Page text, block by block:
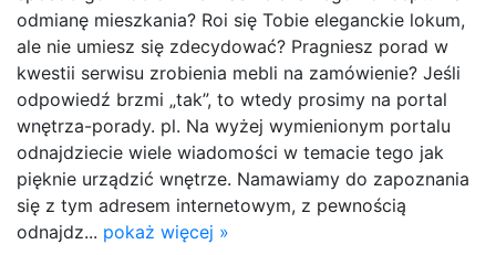
odmianę mieszkania? Roi się Tobie eleganckie lokum,
ale nie umiesz się zdecydować? Pragniesz porad w
kwestii serwisu zrobienia mebli na zamówienie? Jeśli
odpowiedź brzmi „tak”, to wtedy prosimy na portal
wnętrza-porady. pl. Na wyżej wymienionym portalu
odnajdziecie wiele wiadomości w temacie tego jak
pięknie urządzić wnętrze. Namawiamy do zapoznania
się z tym adresem internetowym, z pewnością
odnajdz... pokaż więcej »